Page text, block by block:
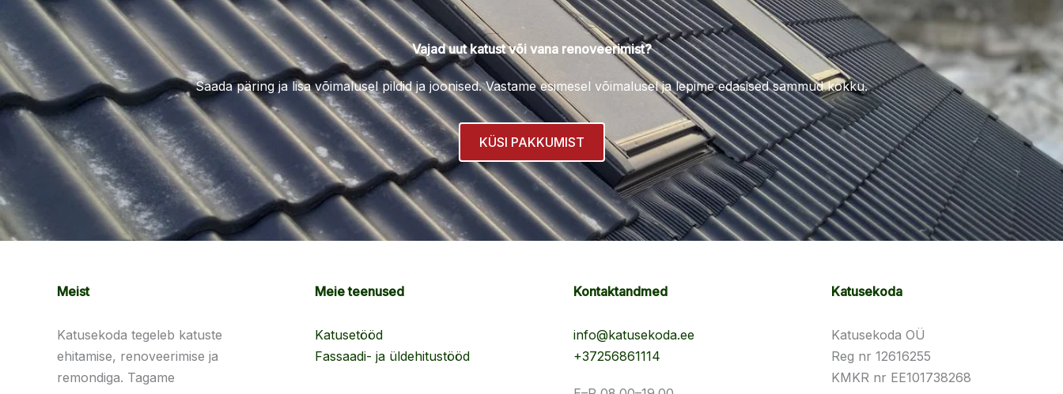
Vajad uut katust või vana renoveerimist?
Saada päring ja lisa võimalusel pildid ja joonised. Vastame esimesel võimalusel ja lepime edasised sammud kokku.
KÜSI PAKKUMIST
Meist
Katusekoda tegeleb katuste
ehitamise, renoveerimise ja
remondiga. Tagame
Meie teenused
Katusetööd
Fassaadi- ja üldehitustööd
Kontaktandmed
info@katusekoda.ee
+37256861114
Katusekoda
Katusekoda OÜ
Reg nr 12616255
KMKR nr EE101738268